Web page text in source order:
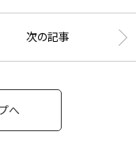
次の記事
へ